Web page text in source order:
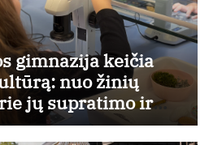
gimnazija keičia
nuo žinių
jų supratimo ir